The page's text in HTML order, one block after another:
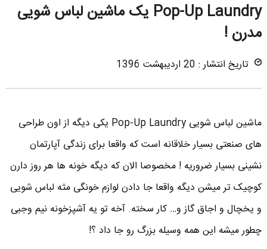
Pop-Up Laundry یک ماشین لباس شویی
مدرن !
تاریخ انتشار : 20 اردیبهشت 1396
ماشین لباس شویی Pop-Up Laundry یکی دیگه از اون طراحی
های صنعتی بسیار خلاقانه است که واقعا برای زندگی آپارتمان
نشینی بسیار ضروریه ! مخصوصا الان که دیگه خونه ها هر روز دارن
کوچیک تر میشن دیگه واقعا جا دادن لوازم خونگی مثه لباس شویی
و یخچال و اجاق گاز و… کار سخته. آخه تو یه آشپزخونه نیم وجبی
چطور میشه این همه وسیله بزرگ رو جا داد ؟!